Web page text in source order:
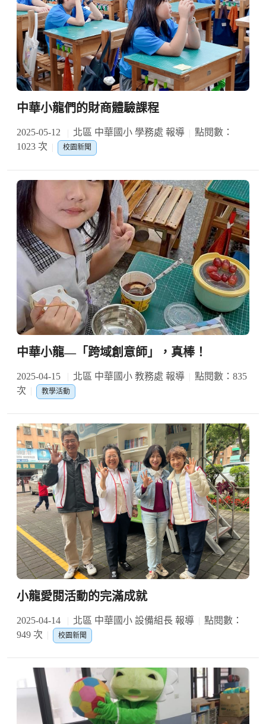
中華小龍們的財商體驗課程
2025-05-12 北區 中華國小 學務處 報導
點閱數：
1023 次
校園新聞
中華小龍—「跨域創意師」，真棒！
2025-04-15 北區 中華國小 教務處 報導
點閱數：835
次
教學活動
小龍愛閱活動的完滿成就
2025-04-14 北區 中華國小 設備組長 報導
點閱數：
949 次
校園新聞